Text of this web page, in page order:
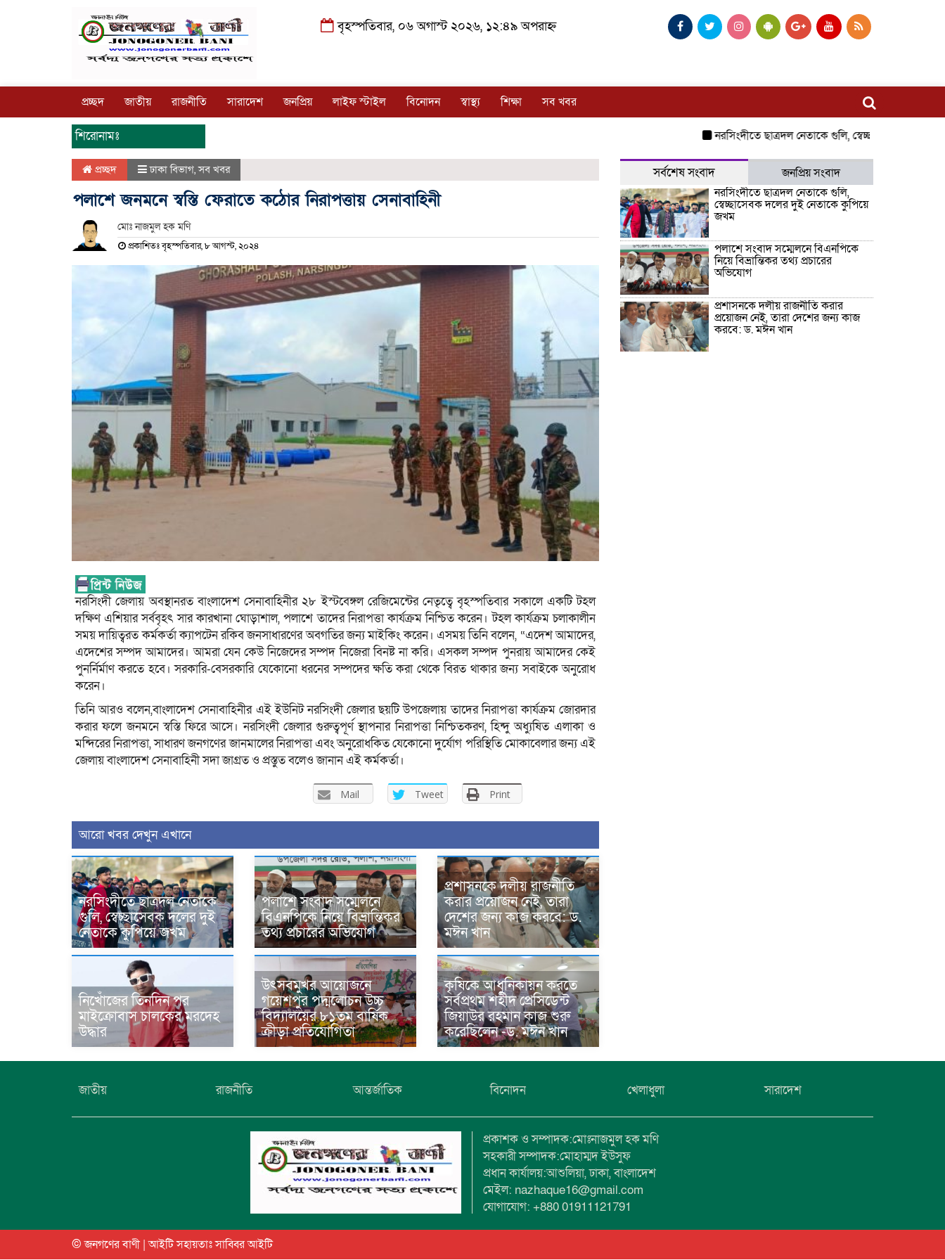
বৃহস্পতিবার, ০৬ অগাস্ট ২০২৬, ১২:৪৯ অপরাহ্ন
প্রচ্ছদ জাতীয় রাজনীতি সারাদেশ জনপ্রিয় লাইফ স্টাইল বিনোদন স্বাস্থ্য শিক্ষা সব খবর
শিরোনামঃ নরসিংদীতে ছাত্রদল নেতাকে গুলি, স্বেচ্ছাসেবক দলের দুই
প্রচ্ছদ ঢাকা বিভাগ,সব খবর
পলাশে জনমনে স্বস্তি ফেরাতে কঠোর নিরাপত্তায় সেনাবাহিনী
মোঃ নাজমুল হক মণি
প্রকাশিতঃ বৃহস্পতিবার, ৮ আগস্ট, ২০২৪
নরসিংদী জেলায় অবস্থানরত বাংলাদেশ সেনাবাহিনীর ২৮ ইস্টবেঙ্গল রেজিমেন্টের নেতৃত্বে বৃহস্পতিবার সকালে একটি টহল
দক্ষিণ এশিয়ার সর্ববৃহৎ সার কারখানা ঘোড়াশাল, পলাশে তাদের নিরাপত্তা কার্যক্রম নিশ্চিত করেন। টহল কার্যক্রম চলাকালীন
সময় দায়িত্বরত কর্মকর্তা ক্যাপটেন রকিব জনসাধারণের অবগতির জন্য মাইকিং করেন। এসময় তিনি বলেন, “এদেশ আমাদের,
এদেশের সম্পদ আমাদের। আমরা যেন কেউ নিজেদের সম্পদ নিজেরা বিনষ্ট না করি। এসকল সম্পদ পুনরায় আমাদের কেই
পুনর্নির্মাণ করতে হবে। সরকারি-বেসরকারি যেকোনো ধরনের সম্পদের ক্ষতি করা থেকে বিরত থাকার জন্য সবাইকে অনুরোধ
করেন।
তিনি আরও বলেন,বাংলাদেশ সেনাবাহিনীর এই ইউনিট নরসিংদী জেলার ছয়টি উপজেলায় তাদের নিরাপত্তা কার্যক্রম জোরদার
করার ফলে জনমনে স্বস্তি ফিরে আসে। নরসিংদী জেলার গুরুত্বপূর্ণ স্থাপনার নিরাপত্তা নিশ্চিতকরণ, হিন্দু অধ্যুষিত এলাকা ও
মন্দিরের নিরাপত্তা, সাধারণ জনগণের জানমালের নিরাপত্তা এবং অনুরোধকিত যেকোনো দুর্যোগ পরিস্থিতি মোকাবেলার জন্য এই
জেলায় বাংলাদেশ সেনাবাহিনী সদা জাগ্রত ও প্রস্তুত বলেও জানান এই কর্মকর্তা।
Mail Tweet Print
আরো খবর দেখুন এখানে
নরসিংদীতে ছাত্রদল নেতাকে
গুলি, স্বেচ্ছাসেবক দলের দুই
নেতাকে কুপিয়ে জখম
পলাশে সংবাদ সম্মেলনে
বিএনপিকে নিয়ে বিভ্রান্তিকর
তথ্য প্রচারের অভিযোগ
প্রশাসনকে দলীয় রাজনীতি
করার প্রয়োজন নেই, তারা
দেশের জন্য কাজ করবে: ড.
মঈন খান
নিখোঁজের তিনদিন পর
মাইক্রোবাস চালকের মরদেহ
উদ্ধার
উৎসবমুখর আয়োজনে
গয়েশপুর পদ্মলোচন উচ্চ
বিদ্যালয়ের ৮১তম বার্ষিক
ক্রীড়া প্রতিযোগিতা
কৃষিকে আধুনিকায়ন করতে
সর্বপ্রথম শহীদ প্রেসিডেন্ট
জিয়াউর রহমান কাজ শুরু
করেছিলেন -ড. মঈন খান
সর্বশেষ সংবাদ
জনপ্রিয় সংবাদ
নরসিংদীতে ছাত্রদল নেতাকে গুলি,
স্বেচ্ছাসেবক দলের দুই নেতাকে কুপিয়ে
জখম
পলাশে সংবাদ সম্মেলনে বিএনপিকে
নিয়ে বিভ্রান্তিকর তথ্য প্রচারের
অভিযোগ
প্রশাসনকে দলীয় রাজনীতি করার
প্রয়োজন নেই, তারা দেশের জন্য কাজ
করবে: ড. মঈন খান
জাতীয় রাজনীতি আন্তর্জাতিক বিনোদন খেলাধুলা সারাদেশ
প্রকাশক ও সম্পাদক:মোঃনাজমুল হক মণি
সহকারী সম্পাদক:মোহাম্মদ ইউসুফ
প্রধান কার্যালয়:আশুলিয়া, ঢাকা, বাংলাদেশ
মেইল: nazhaque16@gmail.com
যোগাযোগ: +880 01911121791
© জনগণের বাণী | আইটি সহায়তাঃসাব্বির আইটি